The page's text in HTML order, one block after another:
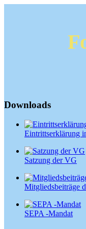
Downloads
Eintrittserklärung
Satzung der VG
Mitgliedsbeiträge
SEPA -Mandat